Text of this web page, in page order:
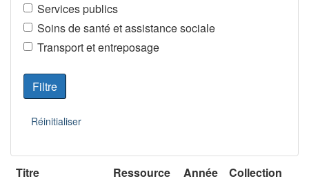
Services publics
Soins de santé et assistance sociale
Transport et entreposage
Titre Ressource Année
Collection